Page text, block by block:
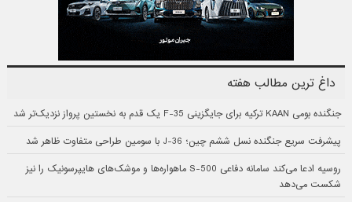
داغ ترین مطالب هفته
جنگنده بومی KAAN ترکیه برای جایگزینی F-35 یک قدم به نخستین پرواز نزدیک‌تر شد
پیشرفت سریع جنگنده نسل ششم چین؛ J-36 با سومین طراحی متفاوت ظاهر شد
روسیه ادعا می‌کند سامانه دفاعی S-500 ماهواره‌ها و موشک‌های هایپرسونیک را نیز
شکست می‌دهد